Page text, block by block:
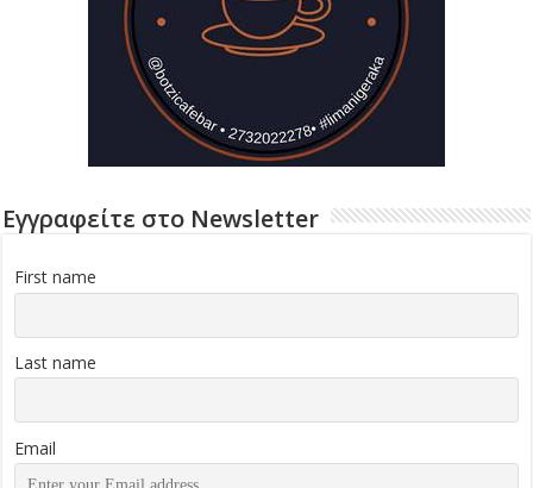
Εγγραφείτε στο Newsletter
First name
Last name
Email